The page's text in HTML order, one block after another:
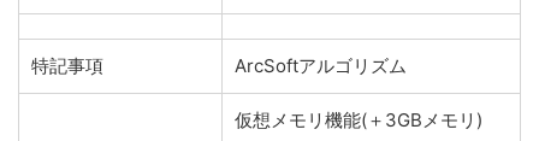
特記事項 ArcSoftアルゴリズム
仮想メモリ機能(＋3GBメモリ)